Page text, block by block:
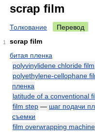
scrap film
Толкование Перевод
1
scrap film
битая пленка
polyvinylidene chloride film
polyethylene-cellophane
пленка
latitude of a conventional
film step — шаг подачи
съемки
film overwrapping machine